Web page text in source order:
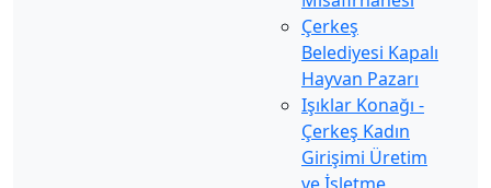
Çerkeş
Belediyesi Kapalı
Hayvan Pazarı
Işıklar Konağı -
Çerkeş Kadın
Girişimi Üretim